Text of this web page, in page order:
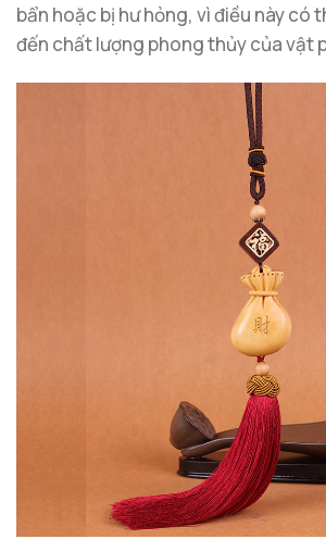
bẩn hoặc bị hư hỏng, vì điều này có
đến chất lượng phong thủy của vật